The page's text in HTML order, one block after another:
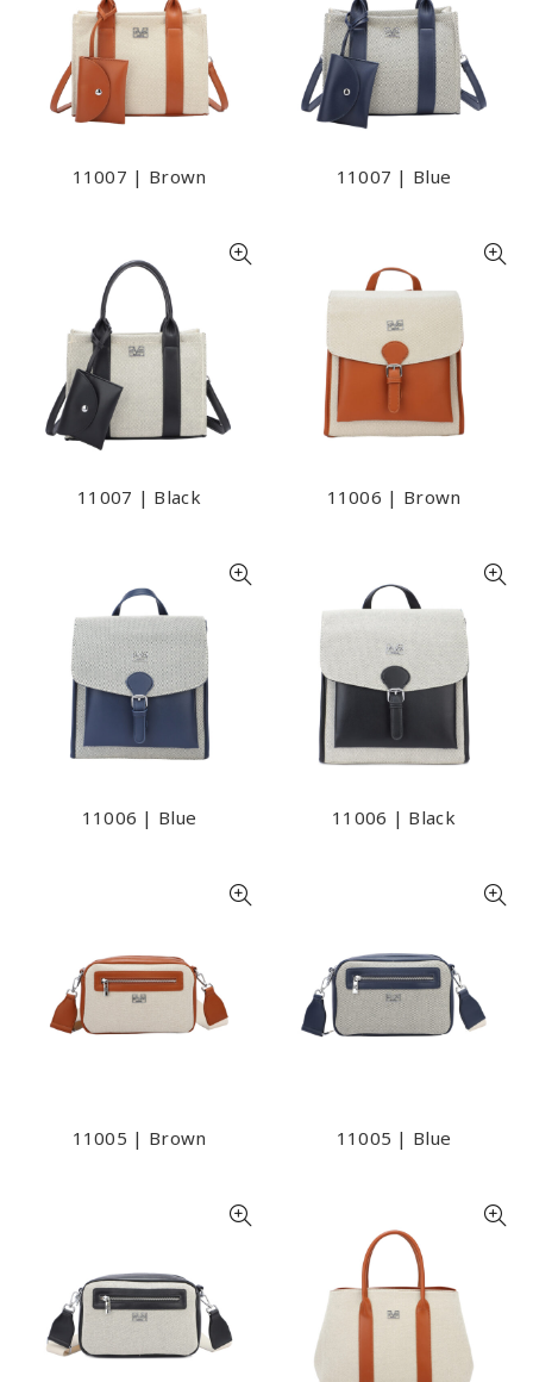
11007 | Brown 11007 | Blue
11007 | Black 11006 | Brown
11006 | Blue 11006 | Black
11005 | Brown 11005 | Blue